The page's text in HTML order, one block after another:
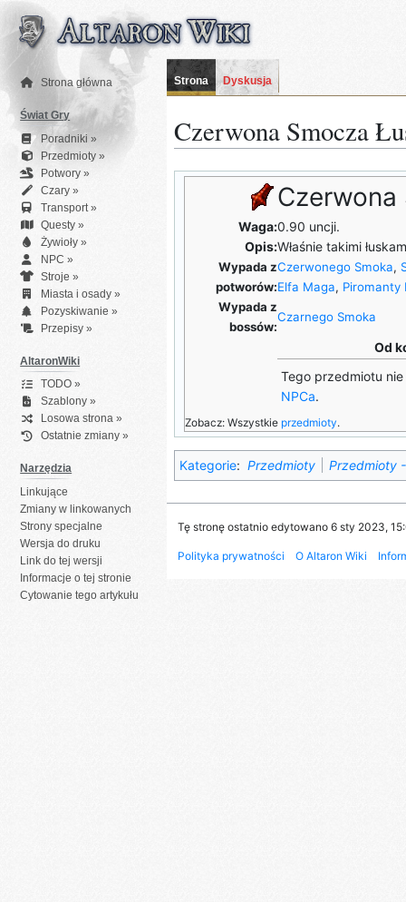
Przejdź
do
zawartości
Strona Dyskusja
Strona główna
Świat Gry
Poradniki »
Przedmioty »
Potwory »
Czary »
Transport »
Questy »
Żywioły »
NPC »
Stroje »
Miasta i osady »
Pozyskiwanie »
Przepisy »
AltaronWiki
TODO »
Szablony »
Losowa strona »
Ostatnie zmiany »
Narzędzia
Linkujące
Zmiany w linkowanych
Strony specjalne
Wersja do druku
Link do tej wersji
Informacje o tej stronie
Cytowanie tego artykułu
Czerwona Smocza
Czerwona
Waga:0.90 uncji.
Opis:Właśnie takimi
Wypada z
potworów:
Czerwonego Smoka,
Elfa Maga, Piromanty
Wypada z
bossów:
Czarnego Smoka
Od
Tego przedmiotu
NPCa.
Zobacz: Wszystkie przedmioty.
Kategorie: Przedmioty Przedmioty
Tę stronę ostatnio edytowano 6 sty 2023,
Polityka prywatności O Altaron Wiki